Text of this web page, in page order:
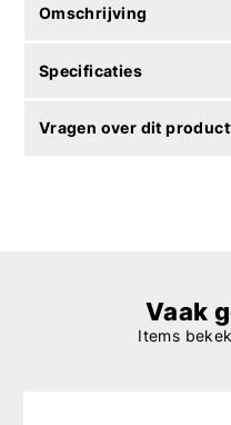
Omschrijving
Specificaties
Vragen over dit
Vaak
Items